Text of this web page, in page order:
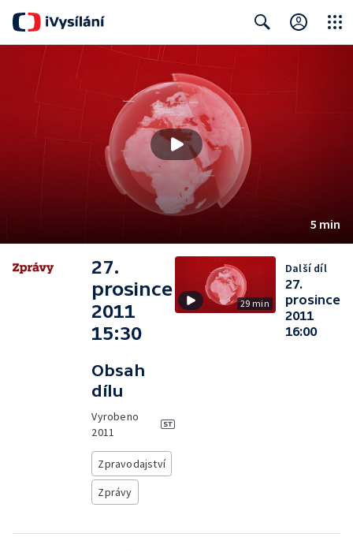
5 min
27.
prosince
2011
15:30
Obsah
dílu
Vyrobeno
2011
Zpravodajství
Zprávy
29 min
Další díl
27.
prosince
2011
16:00